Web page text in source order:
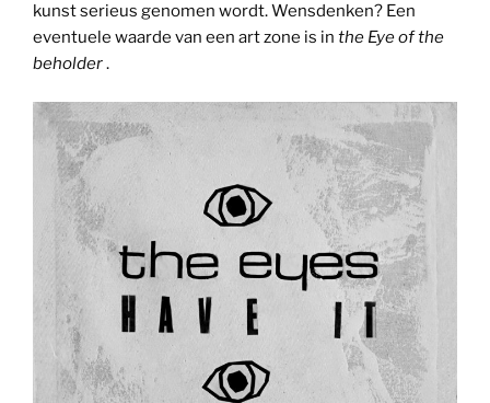
kunst serieus genomen wordt. Wensdenken? Een
eventuele waarde van een art zone is in the Eye of the
beholder.